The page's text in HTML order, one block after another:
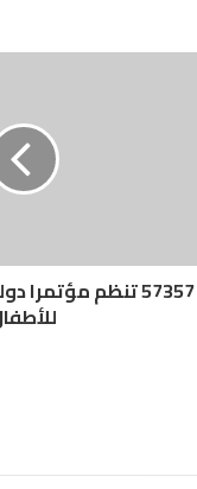
57357 تنظم